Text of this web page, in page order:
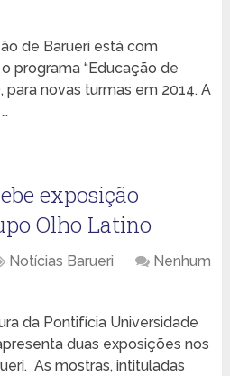
de Barueri está com
programa “Educação de
para novas turmas em 2014. A
exposição
Olho Latino
Notícias Barueri
Nenhum
da Pontifícia Universidade
duas exposições nos
As mostras, intituladas